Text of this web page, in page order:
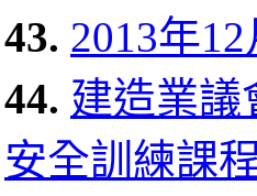
43. 2013年
44. 建造業議
安全訓練課